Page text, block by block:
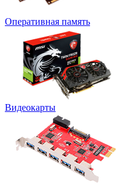
Оперативная память
Видеокарты